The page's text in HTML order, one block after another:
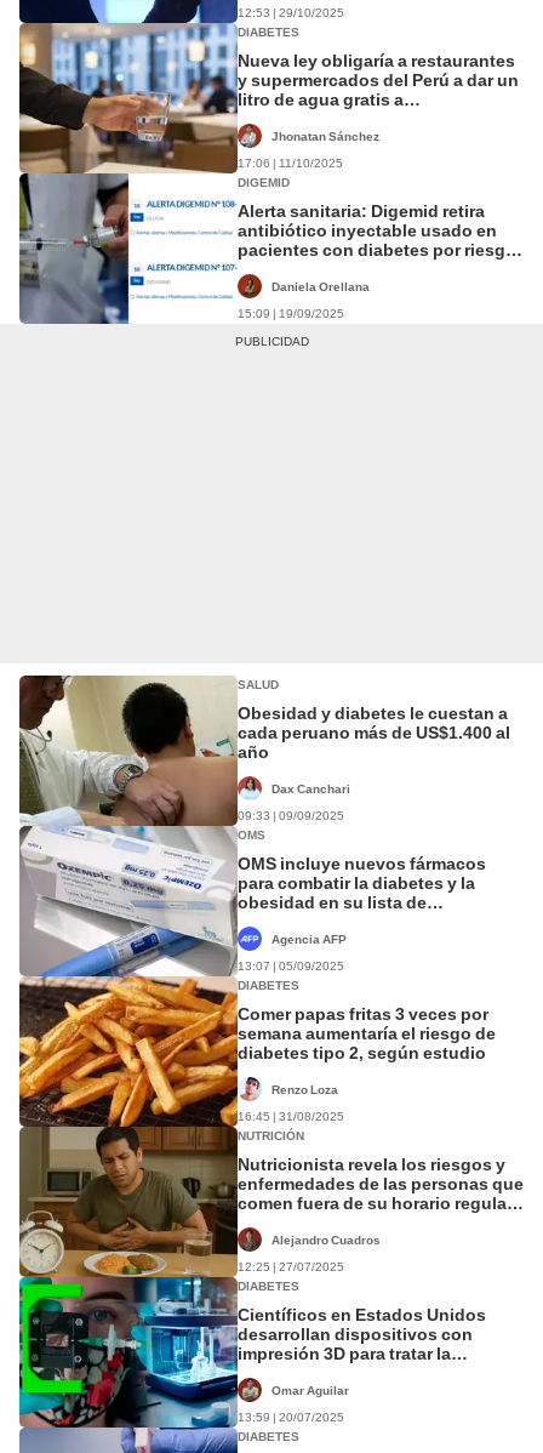
12:53 | 29/10/2025
DIABETES
Nueva ley obligaría a restaurantes
y supermercados del Perú a dar un
litro de agua gratis a
Jhonatan Sánchez
17:06 | 11/10/2025
DIGEMID
Alerta sanitaria: Digemid retira
antibiótico inyectable usado en
pacientes con diabetes por riesgo
Daniela Orellana
15:09 | 19/09/2025
SALUD
Obesidad y diabetes le cuestan a
cada peruano más de US$1.400 al
año
Dax Canchari
09:33 | 09/09/2025
OMS
OMS incluye nuevos fármacos
para combatir la diabetes y la
obesidad en su lista de
Agencia AFP
13:07 | 05/09/2025
DIABETES
Comer papas fritas 3 veces por
semana aumentaría el riesgo de
diabetes tipo 2, según estudio
Renzo Loza
16:45 | 31/08/2025
NUTRICIÓN
Nutricionista revela los riesgos y
enfermedades de las personas que
comen fuera de su horario regular:
Alejandro Cuadros
12:25 | 27/07/2025
DIABETES
Científicos en Estados Unidos
desarrollan dispositivos con
impresión 3D para tratar la
Omar Aguilar
13:59 | 20/07/2025
DIABETES